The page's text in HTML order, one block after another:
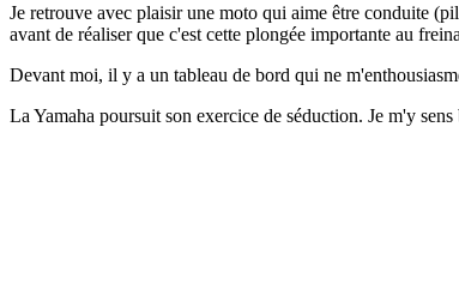
Je retrouve avec plaisir une moto qui aime être conduite
avant de réaliser que c'est cette plongée importante au
Devant moi, il y a un tableau de bord qui ne
La Yamaha poursuit son exercice de séduction. Je m'y